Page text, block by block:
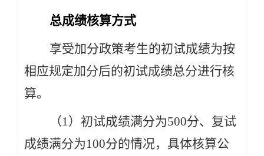
总成绩核算方式
享受加分政策考生的初试成绩为按
相应规定加分后的初试成绩总分进行核
算。
（1）初试成绩满分为500分、复试
成绩满分为100分的情况，具体核算公